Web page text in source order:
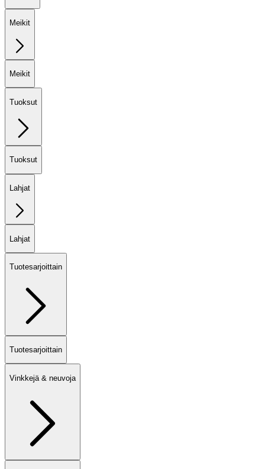
Meikit
Meikit
Tuoksut
Tuoksut
Lahjat
Lahjat
Tuotesarjoittain
Tuotesarjoittain
Vinkkejä & neuvoja